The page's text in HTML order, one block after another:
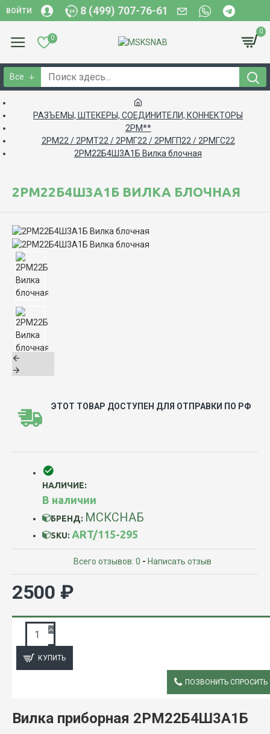
ВОЙТИ 8 (499) 707-76-61
0
0
Все
РАЗЪЕМЫ, ШТЕКЕРЫ, СОЕДИНИТЕЛИ, КОННЕКТОРЫ
2РМ**
2РМ22 / 2РМТ22 / 2РМГ22 / 2РМГП22 / 2РМГС22
2РМ22Б4Ш3А1Б Вилка блочная
2РМ22Б4Ш3А1Б ВИЛКА БЛОЧНАЯ
ЭТОТ ТОВАР ДОСТУПЕН ДЛЯ ОТПРАВКИ ПО РФ
НАЛИЧИЕ:
В наличии
БРЕНД: МСКСНАБ
SKU: ART/115-295
Всего отзывов: 0 - Написать отзыв
2500 ₽
КУПИТЬ
ПОЗВОНИТЬ СПРОСИТЬ
Вилка приборная 2РМ22Б4Ш3А1Б